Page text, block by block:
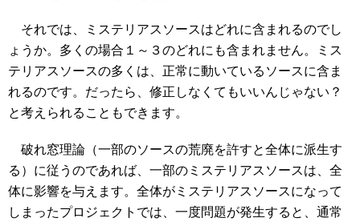
それでは、ミステリアスソースはどれに含まれるのでし
ょうか。多くの場合１～３のどれにも含まれません。ミス
テリアスソースの多くは、正常に動いているソースに含ま
れるのです。だったら、修正しなくてもいいんじゃない？
と考えられることもできます。
破れ窓理論（一部のソースの荒廃を許すと全体に派生す
る）に従うのであれば、一部のミステリアスソースは、全
体に影響を与えます。全体がミステリアスソースになって
しまったプロジェクトでは、一度問題が発生すると、通常